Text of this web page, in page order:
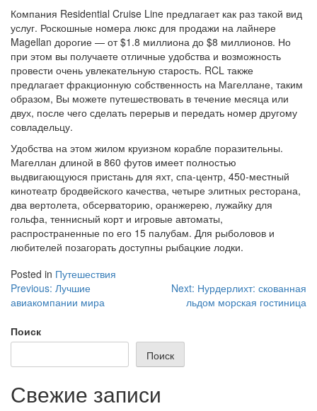
Компания Residential Cruise Line предлагает как раз такой вид
услуг. Роскошные номера люкс для продажи на лайнере
Magellan дорогие — от $1.8 миллиона до $8 миллионов. Но
при этом вы получаете отличные удобства и возможность
провести очень увлекательную старость. RCL также
предлагает фракционную собственность на Магеллане, таким
образом, Вы можете путешествовать в течение месяца или
двух, после чего сделать перерыв и передать номер другому
совладельцу.
Удобства на этом жилом круизном корабле поразительны.
Магеллан длиной в 860 футов имеет полностью
выдвигающуюся пристань для яхт, спа-центр, 450-местный
кинотеатр бродвейского качества, четыре элитных ресторана,
два вертолета, обсерваторию, оранжерею, лужайку для
гольфа, теннисный корт и игровые автоматы,
распространенные по его 15 палубам. Для рыболовов и
любителей позагорать доступны рыбацкие лодки.
Posted in Путешествия
Навигация
по
записям
Previous: Лучшие
авиакомпании мира
Next: Нурдерлихт: скованная
льдом морская гостиница
Поиск
Поиск
Свежие записи